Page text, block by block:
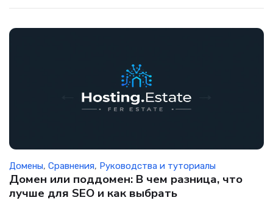
Домены, Сравнения, Руководства и туториалы
Домен или поддомен: В чем разница, что
лучше для SEO и как выбрать